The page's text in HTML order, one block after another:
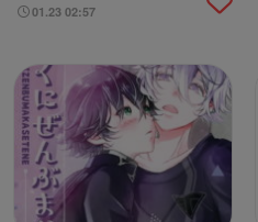
01.23 02:57